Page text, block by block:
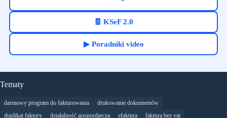
🧾 KSeF 2.0
▶ Poradniki video
Tematy
darmowy program do fakturowania
drukowanie dokumentów
duplikat faktury
działalność gospordarcza efaktura
faktura bez vat